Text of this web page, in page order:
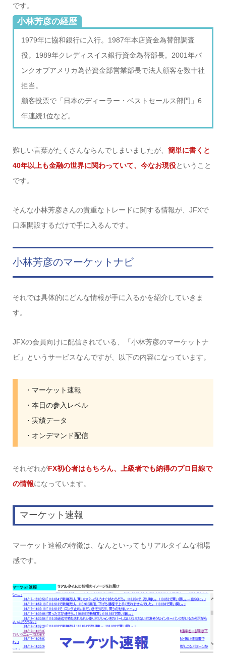
です。
小林芳彦の経歴
1979年に協和銀行に入行。1987年本店資金為替部調査
役。1989年クレディスイス銀行資金為替部長。2001年バ
ンクオブアメリカ為替資金部営業部長で法人顧客を数十社
担当。
顧客投票で「日本のディーラー・ベストセールス部門」6
年連続1位など。
難しい言葉がたくさんならんでしまいましたが、 簡単に書くと
40年以上も金融の世界に関わっていて、今なお現役ということ
です。
そんな小林芳彦さんの貴重なトレードに関する情報が、JFXで
口座開設するだけで手に入るんです。
小林芳彦のマーケットナビ
それでは具体的にどんな情報が手に入るかを紹介していきま
す。
JFXの会員向けに配信されている、「小林芳彦のマーケットナ
ビ」というサービスなんですが、以下の内容になっています。
・マーケット速報
・本日の参入レベル
・実績データ
・オンデマンド配信
それぞれがFX初心者はもちろん、上級者でも納得のプロ目線で
の情報になっています。
マーケット速報
マーケット速報の特徴は、なんといってもリアルタイムな相場
感です。